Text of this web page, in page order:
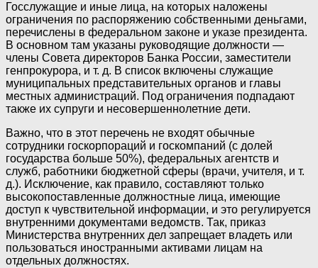
Госслужащие и иные лица, на которых наложены
ограничения по распоряжению собственными деньгами,
перечислены в федеральном законе и указе президента.
В основном там указаны руководящие должности —
члены Совета директоров Банка России, заместители
генпрокурора, и т. д. В список включены служащие
муниципальных представительных органов и главы
местных администраций. Под ограничения подпадают
также их супруги и несовершеннолетние дети.
Важно, что в этот перечень не входят обычные
сотрудники госкорпораций и госкомпаний (с долей
государства больше 50%), федеральных агентств и
служб, работники бюджетной сферы (врачи, учителя, и т.
д.). Исключение, как правило, составляют только
высокопоставленные должностные лица, имеющие
доступ к чувствительной информации, и это регулируется
внутренними документами ведомств. Так, приказ
Министерства внутренних дел запрещает владеть или
пользоваться иностранными активами лицам на
отдельных должностях.